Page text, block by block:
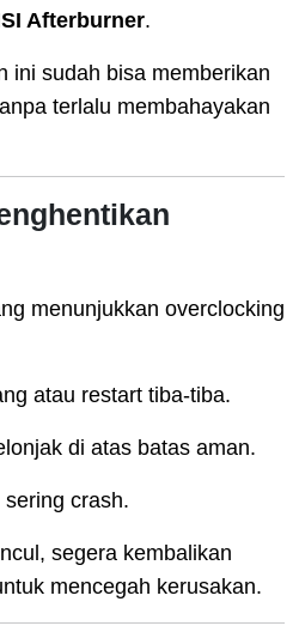
Afterburner.
ini sudah bisa memberikan
terlalu membahayakan
menunjukkan overclocking
atau restart tiba-tiba.
di atas batas aman.
crash.
segera kembalikan
mencegah kerusakan.